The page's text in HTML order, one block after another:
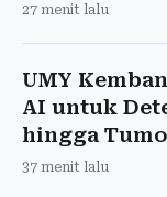
27 menit lalu
UMY
AI untuk
hingga
37 menit lalu